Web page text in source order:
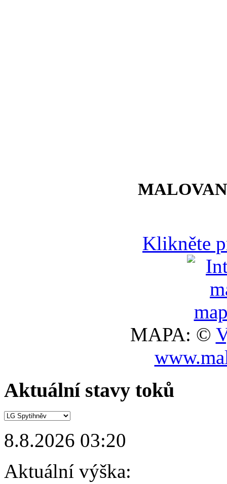
Klikněte
MAPA: ©
Aktuální stavy toků
8.8.2026 03:20
Aktuální výška: